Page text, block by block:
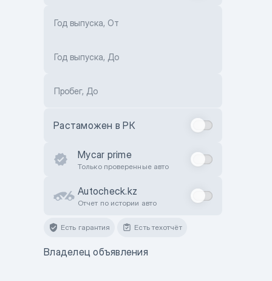
Год выпуска, От
Год выпуска, До
Пробег, До
Растаможен в РК
Mycar prime
Только проверенные авто
Autocheck.kz
Отчет по истории авто
Есть гарантия Есть техотчёт
Владелец объявления